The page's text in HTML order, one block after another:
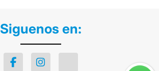
Siguenos en: